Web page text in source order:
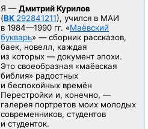
Я —Дмитрий Курилов
(ВК 292841211), учился в МАИ
в 1984—1990 гг. «Маёвский
букварь» — сборник рассказов,
баек, новелл, каждая
из которых — документ эпохи.
Это своеобразная «маёвская
библия» радостных
и беспокойных времён
Перестройки и, конечно, —
галерея портретов моих молодых
современников, студентов
и студенток.